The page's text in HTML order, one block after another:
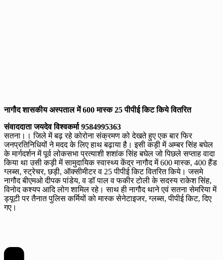
नागौद शासकीय अस्पताल में 600 मास्क 25 पीपीई किट किये वितरित
संवाददाता जयदेव विश्वकर्मा 9584995363
सतना।। जिले में बढ़ रहे कोरोना संक्रमण को देखते हुए एक बार फिर
जनप्रतिनिधियों ने मदद के लिए हाथ बढ़ाया है। इसी कड़ी में अम्बर सिंह बघेल
के मार्गदर्शन में पूर्व लोकसभा प्रत्याशी शशांक सिंह बघेल जो पिछले सप्ताह वादा
किया था उसी कड़ी में सामुदायिक स्वास्थ्य केंद्र नागौद में 600 मास्क, 400 हैंड
ग्लब्स, स्ट्रेचर, छड़ी, ऑक्सीमीटर व 25 पीपीई किट वितरित किये। जसमे
नागौद बीएमओ दीपक पांडेय, व डॉ पाल व फकीर टोली के सदस्य राकेश सिंह,
विनोद कश्यप आदि लोग शामिल रहे। साथ ही नागौद थाने एवं सतना सेमरिया में
ड्यूटी पर तैनात पुलिस कर्मियों को मास्क सेनेटाइजर, ग्लब्स, पीपीई किट, दिए
गए।